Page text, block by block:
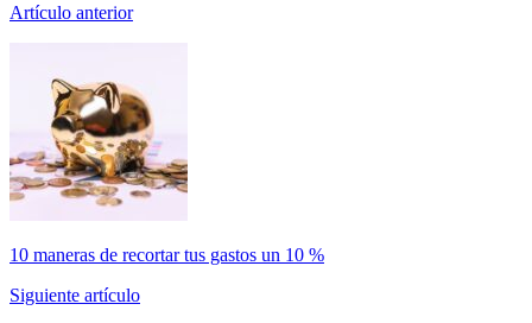
Artículo anterior
10 maneras de recortar tus gastos un 10 %
Siguiente artículo